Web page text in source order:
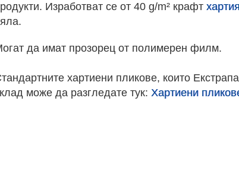
Изработват се от 40 g/m² крафт
да имат прозорец от полимерен филм.
хартиени пликове, които
може да разгледате тук:Хартиени